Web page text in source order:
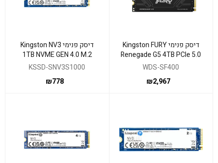
דיסק פנימי Kingston FURY
Renegade G5 4TB PCIe 5.0
NVMe M.2 SSD
WDS-SF400
₪2,967
דיסק פנימי Kingston NV3
1TB NVME GEN 4.0 M.2
2280 6000/4000Mb/s
KSSD-SNV3S1000
₪778